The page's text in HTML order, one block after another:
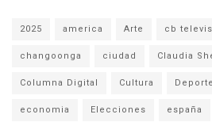
2025 america Arte cb
changoonga ciudad Claudia
Columna Digital Cultura
economia Elecciones españa